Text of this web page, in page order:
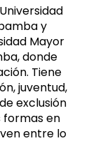
y
Mayor
donde
Tiene
juventud,
exclusión
formas en
entre lo